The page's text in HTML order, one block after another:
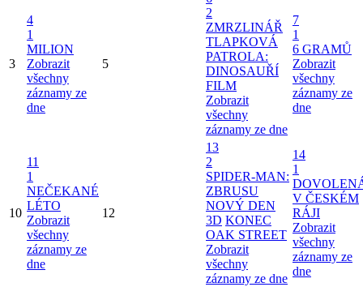
3
4
1
MILION
Zobrazit
všechny
záznamy ze
dne
5
2
ZMRZLINÁŘ
TLAPKOVÁ
PATROLA:
DINOSAUŘÍ
FILM
Zobrazit
všechny
záznamy ze dne
7
1
6 GRAMŮ
Zobrazit
všechny
záznamy ze
dne
10
11
1
NEČEKANÉ
LÉTO
Zobrazit
všechny
záznamy ze
dne
12
13
2
SPIDER-MAN:
ZBRUSU
NOVÝ DEN
3D KONEC
OAK STREET
Zobrazit
všechny
záznamy ze dne
14
1
V ČESKÉM
RÁJI
Zobrazit
všechny
záznamy ze
dne